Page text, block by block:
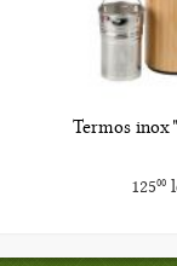
Termos inox
12500